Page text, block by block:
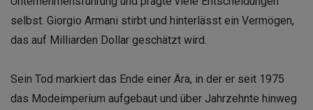
selbst. Giorgio Armani stirbt und hinterlässt ein Vermögen,
das auf Milliarden Dollar geschätzt wird.
Sein Tod markiert das Ende einer Ära, in der er seit 1975
das Modeimperium aufgebaut und über Jahrzehnte hinweg